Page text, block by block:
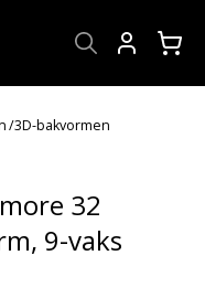
/3D-bakvormen
32
9-vaks